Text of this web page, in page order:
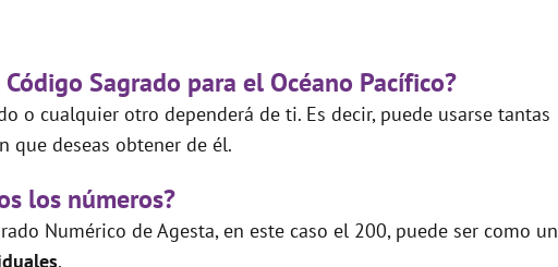
Sagrado para el Océano Pacífico?
o cualquier otro dependerá de ti. Es decir, puede usarse tantas
que deseas obtener de él.
los números?
Numérico de Agesta, en este caso el 200, puede ser como un
.